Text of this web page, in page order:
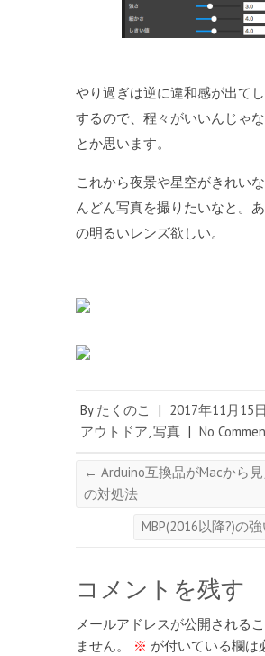
やり過ぎは逆に違和感が出て
するので、程々がいいんじゃ
とか思います。
これから夜景や星空がきれい
んどん写真を撮りたいなと。
の明るいレンズ欲しい。
By たくのこ | 2017年11月15日
アウトドア,写真 | No
← Arduino互換品がMacから
の対処法
MBP(2016以降?)の
コメントを残す
メールアドレスが公開される
ません。
※ が付いている欄は